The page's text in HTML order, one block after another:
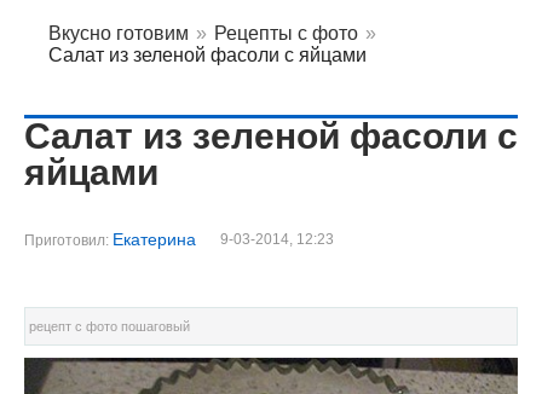
Вкусно готовим » Рецепты с фото »
Салат из зеленой фасоли с яйцами
Салат из зеленой фасоли с
яйцами
Приготовил: Екатерина 9-03-2014, 12:23
рецепт с фото пошаговый